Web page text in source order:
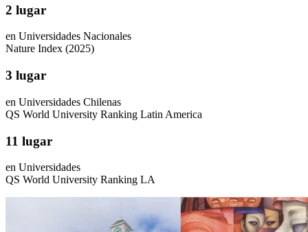
2 lugar
en Universidades Nacionales
Nature Index (2025)
3 lugar
en Universidades Chilenas
QS World University Ranking Latin America
11 lugar
en Universidades
QS World University Ranking LA